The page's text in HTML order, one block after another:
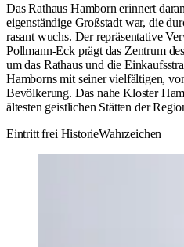
Das Rathaus Hamborn erinnert
eigenständige Großstadt war, die
rasant wuchs. Der repräsentative
Pollmann-Eck prägt das Zentrum
um das Rathaus und die
Hamborns mit seiner vielfältigen,
Bevölkerung. Das nahe Kloster
ältesten geistlichen Stätten der
Eintritt frei HistorieWahrzeichen